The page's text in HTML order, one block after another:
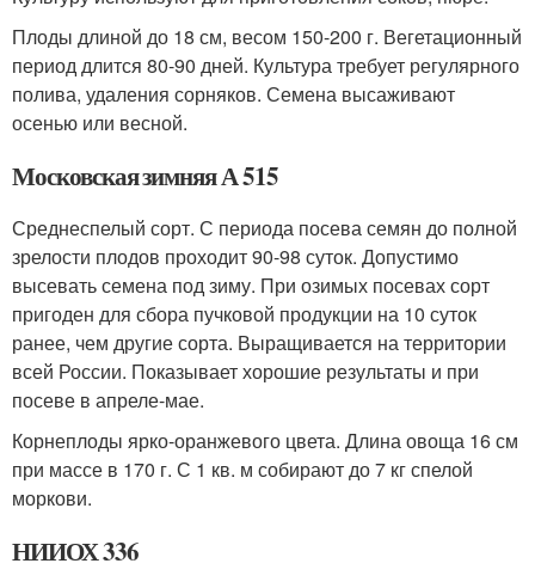
Плоды длиной до 18 см, весом 150-200 г. Вегетационный
период длится 80-90 дней. Культура требует регулярного
полива, удаления сорняков. Семена высаживают
осенью или весной.
Московская зимняя А 515
Среднеспелый сорт. С периода посева семян до полной
зрелости плодов проходит 90-98 суток. Допустимо
высевать семена под зиму. При озимых посевах сорт
пригоден для сбора пучковой продукции на 10 суток
ранее, чем другие сорта. Выращивается на территории
всей России. Показывает хорошие результаты и при
посеве в апреле-мае.
Корнеплоды ярко-оранжевого цвета. Длина овоща 16 см
при массе в 170 г. С 1 кв. м собирают до 7 кг спелой
моркови.
НИИОХ 336